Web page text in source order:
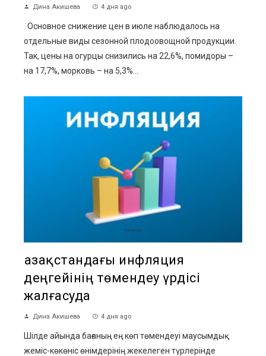
Дина Акишева 4 дня ago
Основное снижение цен в июле наблюдалось на
отдельные виды сезонной плодоовощной продукции.
Так, цены на огурцы снизились на 22,6%, помидоры –
на 17,7%, морковь – на 5,3%...
Қазақстандағы инфляция
деңгейінің төмендеу үрдісі
жалғасуда
Дина Акишева 4 дня ago
Шілде айында бағаның ең көп төмендеуі маусымдық
жеміс-көкөніс өнімдерінің жекелеген түрлерінде